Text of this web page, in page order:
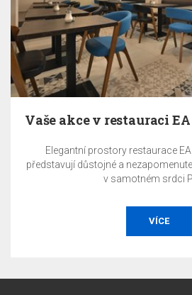
Elegantní prostory restaurace
představují důstojné a
v samotném srdci
VÍCE